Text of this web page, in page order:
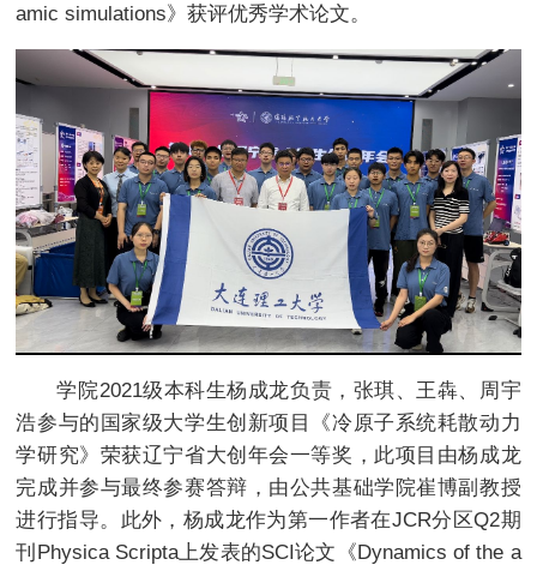
amic simulations》获评优秀学术论文。
学院2021级本科生杨成龙负责，张琪、王犇、周宇
浩参与的国家级大学生创新项目《冷原子系统耗散动力
学研究》荣获辽宁省大创年会一等奖，此项目由杨成龙
完成并参与最终参赛答辩，由公共基础学院崔博副教授
进行指导。此外，杨成龙作为第一作者在JCR分区Q2期
刊Physica Scripta上发表的SCI论文《Dynamics of the a